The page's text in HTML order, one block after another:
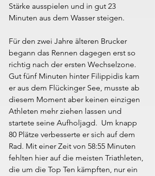
Stärke ausspielen und in gut 23
Minuten aus dem Wasser steigen.
Für den zwei Jahre älteren Brucker
begann das Rennen dagegen erst so
richtig nach der ersten Wechselzone.
Gut fünf Minuten hinter Filippidis kam
er aus dem Flückinger See, musste ab
diesem Moment aber keinen einzigen
Athleten mehr ziehen lassen und
startete seine Aufholjagd.  Um knapp
80 Plätze verbesserte er sich auf dem
Rad. Mit einer Zeit von 58:55 Minuten
fehlten hier auf die meisten Triathleten,
die um die Top Ten kämpften, nur ein